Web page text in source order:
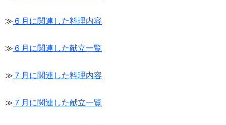
≫ ６月に関連した料理内容
≫ ６月に関連した献立一覧
≫ ７月に関連した料理内容
≫ ７月に関連した献立一覧